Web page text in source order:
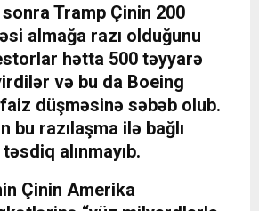
sonra Tramp Çinin 200
almağa razı olduğunu
hətta 500 təyyarə
və bu da Boeing
düşməsinə səbəb olub.
bu razılaşma ilə bağlı
alınmayıb.
Çinin Amerika